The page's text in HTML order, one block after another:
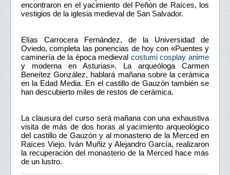
encontraron en el yacimiento del Peñón de Raíces, los
vestigios de la iglesia medieval de San Salvador.
Elías Carrocera Fernández, de la Universidad de
Oviedo, completa las ponencias de hoy con «Puentes y
caminería de la época medieval costumi cosplay anime
y moderna en Asturias». La arqueóloga Carmen
Beneítez González, hablará mañana sobre la cerámica
en la Edad Media. En el castillo de Gauzón también se
han descubierto miles de restos de cerámica.
La clausura del curso será mañana con una exhaustiva
visita de más de dos horas al yacimiento arqueológico
del castillo de Gauzón y al monasterio de la Merced en
Raíces Viejo. Iván Muñiz y Alejandro García, realizaron
la recuperación del monasterio de la Merced hace más
de un lustro.